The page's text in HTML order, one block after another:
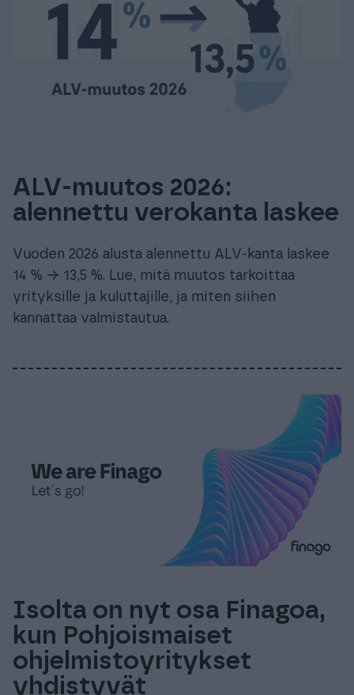
ALV-muutos 2026:
alennettu verokanta laskee
Vuoden 2026 alusta alennettu ALV-kanta laskee
14 % → 13,5 %. Lue, mitä muutos tarkoittaa
yrityksille ja kuluttajille, ja miten siihen
kannattaa valmistautua.
Isolta on nyt osa Finagoa,
kun Pohjoismaiset
ohjelmistoyritykset
yhdistyvät